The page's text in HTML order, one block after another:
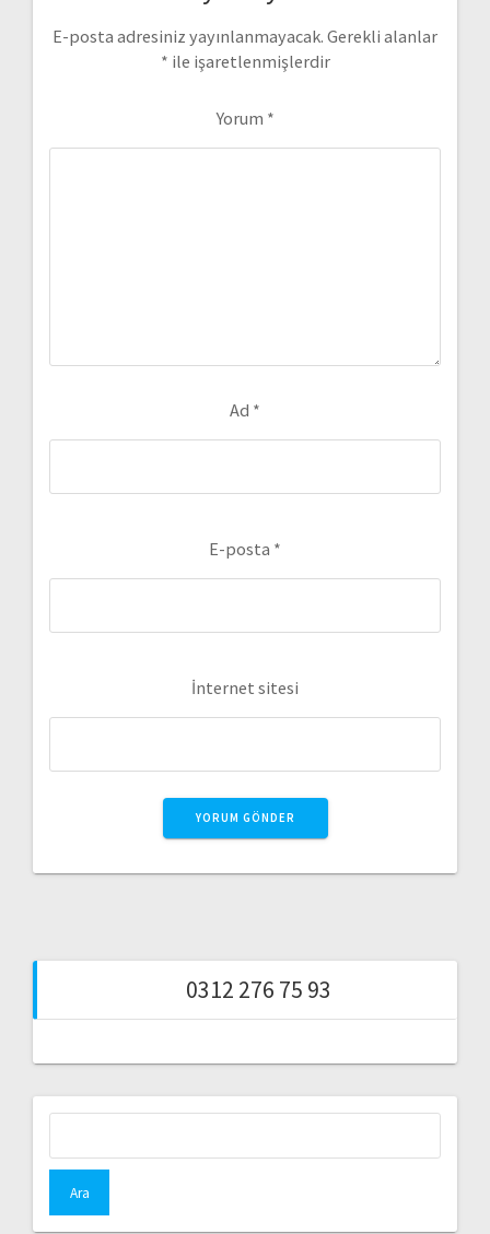
E-posta adresiniz yayınlanmayacak. Gerekli alanlar
* ile işaretlenmişlerdir
Yorum *
Ad *
E-posta *
İnternet sitesi
0312 276 75 93